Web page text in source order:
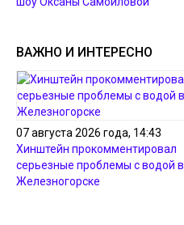
ВАЖНО И ИНТЕРЕСНО
07 августа 2026 года, 14:43
Хинштейн прокомментировал
серьезные проблемы с водой в
Железногорске